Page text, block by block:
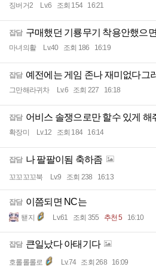
징버거2 Lv.6 조회 154 16:21
잡담 구매했던 기룡무기 착용안했으
마녀의활 Lv.40 조회 186 16:19
잡담 예전에는 게임 존나 재미없다그
그만해라귀차 Lv.6 조회 227 16:18
잡담 어비스 솔쟁으로만 할수 있게 해
확장미 Lv.12 조회 184 16:14
잡담 나 팔팔이됨 축하좀
꼬꼬꼬꼬북 Lv.9 조회 238 16:13
잡담 이쯤되면 NC는
됃지 Lv.61 조회 355 추천 5 16:10
잡담 큰일났다 아태기다
호롤롤롤로 Lv.74 조회 268 16:09